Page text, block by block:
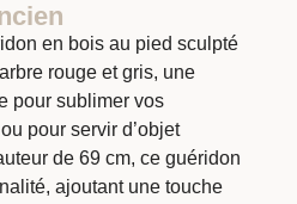
en bois au pied sculpté
rouge et gris, une
pour sublimer vos
pour servir d’objet
de 69 cm, ce guéridon
ajoutant une touche